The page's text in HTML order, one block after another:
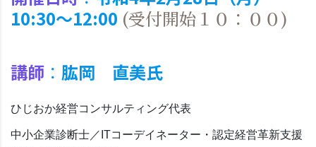
10:30～12:00 (受付開始１０：００)
講師 ： 肱岡 直美氏
ひじおか経営コンサルティング代表
中小企業診断士／ITコーデイネーター・認定経営革新支援